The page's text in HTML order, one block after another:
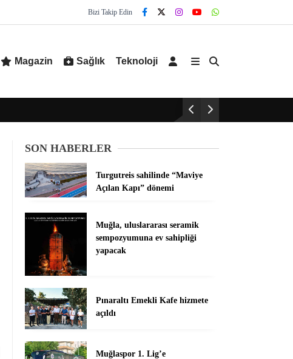
Bizi Takip Edin
Magazin Sağlık Teknoloji
SON HABERLER
Turgutreis sahilinde “Maviye
Açılan Kapı” dönemi
Muğla, uluslararası seramik
sempozyumuna ev sahipliği
yapacak
Pınaraltı Emekli Kafe hizmete
açıldı
Muğlaspor 1. Lig’e